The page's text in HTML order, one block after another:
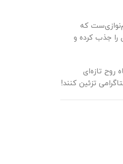
که
را جذب کرده و
روح تازه‌ای
تزئین کنند!